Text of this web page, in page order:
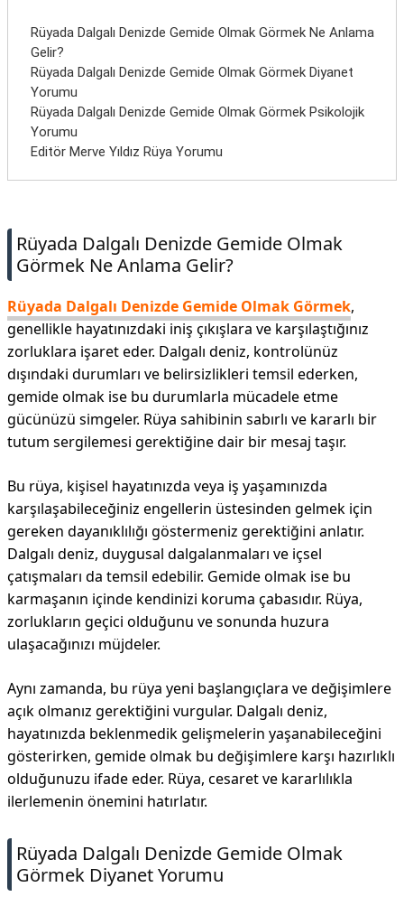
Rüyada Dalgalı Denizde Gemide Olmak Görmek Ne Anlama
Gelir?
Rüyada Dalgalı Denizde Gemide Olmak Görmek Diyanet
Yorumu
Rüyada Dalgalı Denizde Gemide Olmak Görmek Psikolojik
Yorumu
Editör Merve Yıldız Rüya Yorumu
Rüyada Dalgalı Denizde Gemide Olmak
Görmek Ne Anlama Gelir?
Rüyada Dalgalı Denizde Gemide Olmak Görmek,
genellikle hayatınızdaki iniş çıkışlara ve karşılaştığınız
zorluklara işaret eder. Dalgalı deniz, kontrolünüz
dışındaki durumları ve belirsizlikleri temsil ederken,
gemide olmak ise bu durumlarla mücadele etme
gücünüzü simgeler. Rüya sahibinin sabırlı ve kararlı bir
tutum sergilemesi gerektiğine dair bir mesaj taşır.
Bu rüya, kişisel hayatınızda veya iş yaşamınızda
karşılaşabileceğiniz engellerin üstesinden gelmek için
gereken dayanıklılığı göstermeniz gerektiğini anlatır.
Dalgalı deniz, duygusal dalgalanmaları ve içsel
çatışmaları da temsil edebilir. Gemide olmak ise bu
karmaşanın içinde kendinizi koruma çabasıdır. Rüya,
zorlukların geçici olduğunu ve sonunda huzura
ulaşacağınızı müjdeler.
Aynı zamanda, bu rüya yeni başlangıçlara ve değişimlere
açık olmanız gerektiğini vurgular. Dalgalı deniz,
hayatınızda beklenmedik gelişmelerin yaşanabileceğini
gösterirken, gemide olmak bu değişimlere karşı hazırlıklı
olduğunuzu ifade eder. Rüya, cesaret ve kararlılıkla
ilerlemenin önemini hatırlatır.
Rüyada Dalgalı Denizde Gemide Olmak
Görmek Diyanet Yorumu